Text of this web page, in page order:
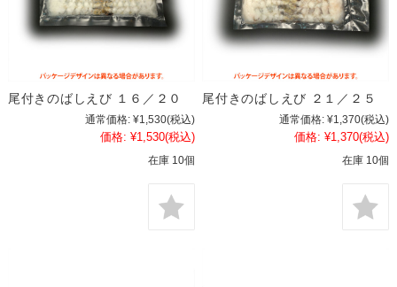
尾付きのばしえび １６／２０
通常価格: ¥1,530(税込)
価格: ¥1,530(税込)
在庫 10個
尾付きのばしえび ２１／２５
通常価格: ¥1,370(税込)
価格: ¥1,370(税込)
在庫 10個